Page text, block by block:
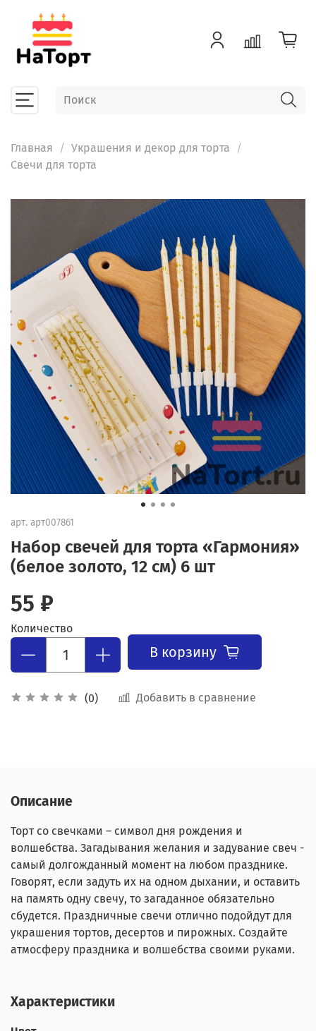
Главная
Украшения и декор для торта
Свечи для торта
арт. арт007861
Набор свечей для торта «Гармония»
(белое золото, 12 см) 6 шт
(0) Добавить в сравнение
55 ₽
Количество
В корзину
Описание
Торт со свечками – символ дня рождения и
волшебства. Загадывания желания и задувание свеч -
самый долгожданный момент на любом празднике.
Говорят, если задуть их на одном дыхании, и оставить
на память одну свечу, то загаданное обязательно
сбудется. Праздничные свечи отлично подойдут для
украшения тортов, десертов и пирожных. Создайте
атмосферу праздника и волшебства своими руками.
Характеристики